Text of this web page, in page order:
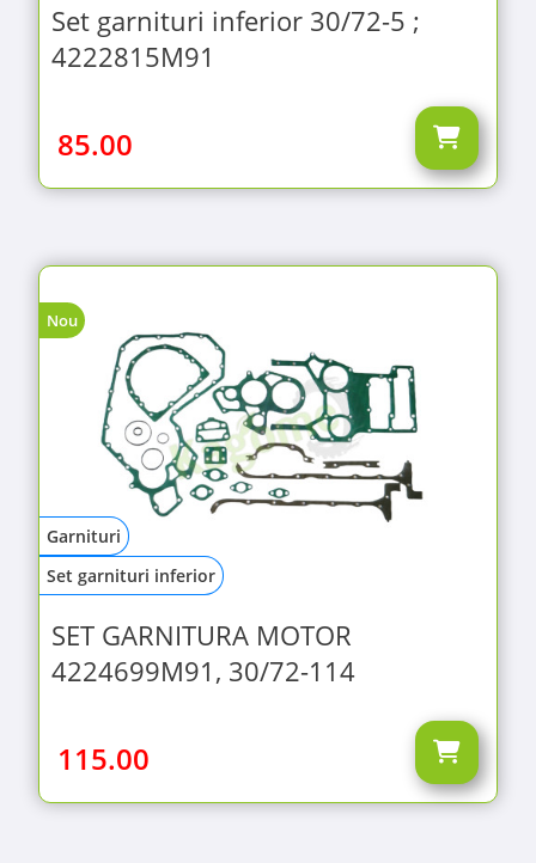
Set garnituri inferior 30/72-5 ;
4222815M91
85.00
Nou
Garnituri
Set garnituri inferior
SET GARNITURA MOTOR
4224699M91, 30/72-114
115.00